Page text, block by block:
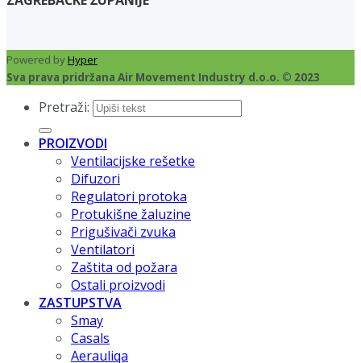
Powered byHyper
Sva prava pridržana Air Movement Industry d.o.o. © 2023
Pretraži:
PROIZVODI
Ventilacijske rešetke
Difuzori
Regulatori protoka
Protukišne žaluzine
Prigušivači zvuka
Ventilatori
Zaštita od požara
Ostali proizvodi
ZASTUPSTVA
Smay
Casals
Aerauliqa